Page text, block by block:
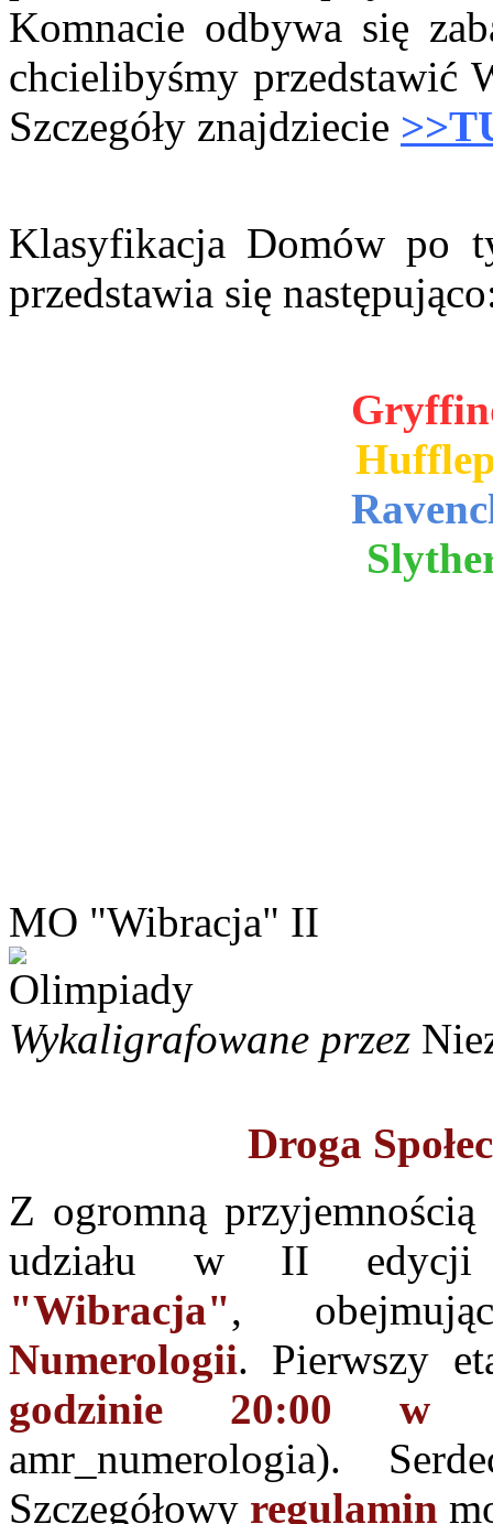
Komnacie odbywa się
chcielibyśmy przedstawić
Szczegóły znajdziecie
Klasyfikacja Domów po
przedstawia się
MO "Wibracja" II
Wykaligrafowane przez
Droga
Z ogromną
udziału w II
"Wibracja",
Numerologii. Pierwszy
godzinie 20:00 w
amr_numerologia).
Szczegółowy regulamin